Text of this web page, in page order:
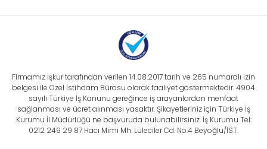
Firmamız İşkur tarafından verilen 14.08.2017 tarih ve 265 numaralı izin
belgesi ile Özel İstihdam Bürosu olarak faaliyet göstermektedir. 4904
sayılı Türkiye İş Kanunu gereğince iş arayanlardan menfaat
sağlanması ve ücret alınması yasaktır. Şikayetleriniz için Türkiye İş
Kurumu İl Müdürlüğü ne başvuruda bulunabilirsiniz. İş Kurumu Tel:
0212 249 29 87 Hacı Mimi Mh. Lüleciler Cd. No:4 Beyoğlu/İST.